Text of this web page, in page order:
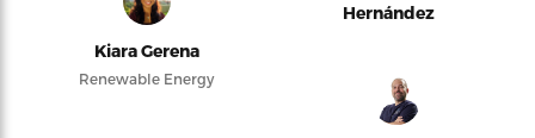
Kiara Gerena
Renewable Energy
Hernández